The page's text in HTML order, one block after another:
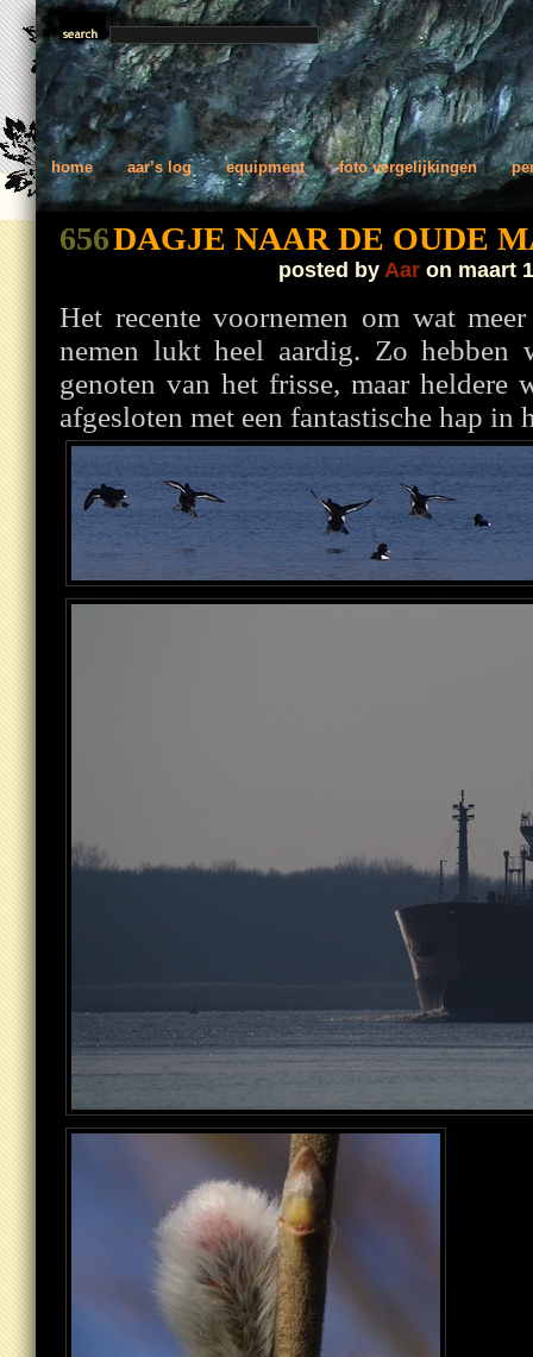
home aar’s log equipment foto vergelijkingen
656DAGJE NAAR DE OUDE
posted by Aar on maart
Het recente voornemen om wat
nemen lukt heel aardig. Zo hebben
genoten van het frisse, maar heldere
afgesloten met een fantastische hap in